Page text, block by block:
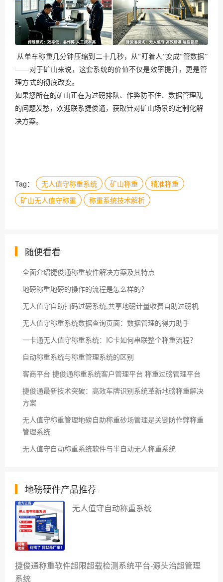
从单车称重几分钟压缩到二十几秒，从“盯着人”变成“管数据”
——对于矿山来说，这套系统的价值不仅是效率提升，更是管
理方式的彻底改变。
如果您所在的矿山正在为过磅排队、作弊防不住、数据管理乱
的问题发愁，欢迎联系捷俊通，获取针对矿山场景的定制化解
决方案。
Tag： 无人值守称重系统 矿山称重
精准称重
矿山无人值守称重
称重系统技术解析
随便看看
全面介绍捷俊通称重软件解决方案及其特点
地磅称重地磅的操作的流程是怎么样的？
无人值守自助扫码过磅系统,共享地磅计量收费自助过磅机
无人值守称重系统数据查询页面：数据管理的得力助手
一卡通无人值守称重系统：IC卡如何串联整个称重流程？
自动称重系统与称重管理系统的区别
客商平台 捷俊通称重系统客户管理平台 称重过磅管理平台
捷俊通最新技术突破：高效车牌识别系统革新地磅称重解决
方案
无人值守称重管理地磅自助称重砂场管理是关键防作弊称重
管理系统
无人值守自动称重系统软件与半自动无人称重系统
地磅硬件产品推荐
无人值守自动称重系统
捷俊通称重软件超限超载检测系统平台-源头治超管理
系统